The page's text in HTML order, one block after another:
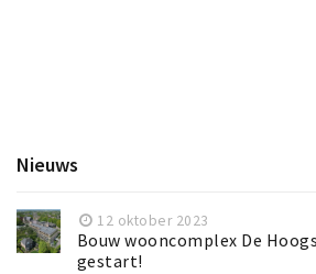
Nieuws
12 oktober 2023
Bouw wooncomplex De
gestart!